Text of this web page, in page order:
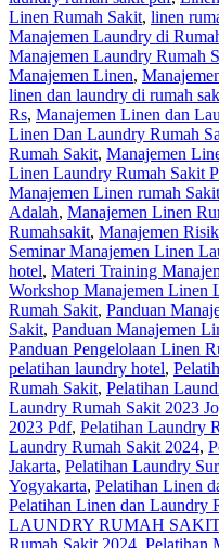
Linen Rumah Sakit, linen
Manajemen Laundry di
Manajemen Laundry Rumah
Manajemen Linen,
linen dan laundry di rumah
Rs, Manajemen Linen dan
Linen Dan Laundry Rumah
Rumah Sakit, Manajemen
Linen Laundry Rumah Sakit
Manajemen Linen rumah Sakit
Adalah, Manajemen Linen
Rumahsakit, Manajemen
Seminar Manajemen Linen
hotel, Materi Training
Workshop Manajemen Linen
Rumah Sakit, Panduan
Sakit, Panduan Manajemen
Panduan Pengelolaan Linen
pelatihan laundry hotel,
Rumah Sakit, Pelatihan
Laundry Rumah Sakit 2023
2023 Pdf, Pelatihan Laundry
Laundry Rumah Sakit 2024,
Jakarta, Pelatihan Laundry
Yogyakarta, Pelatihan Linen
Pelatihan Linen dan Laundry
LAUNDRY RUMAH
Rumah Sakit 2024, Pelatihan